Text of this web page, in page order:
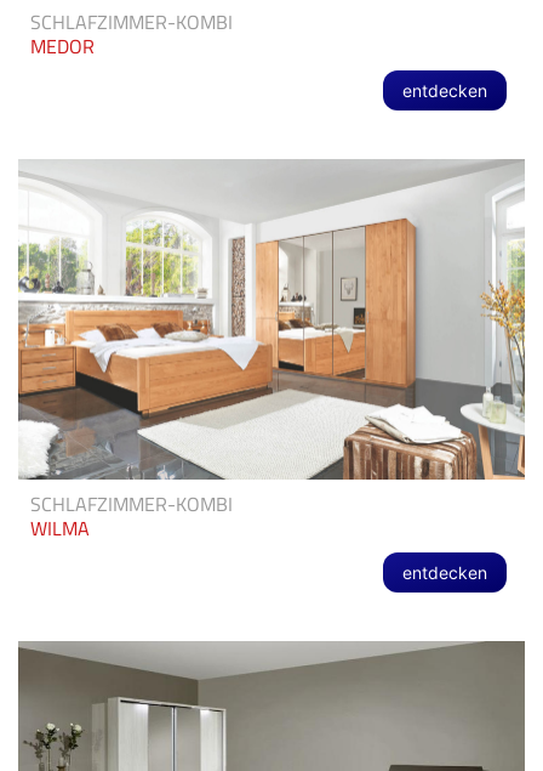
SCHLAFZIMMER-KOMBI
MEDOR
entdecken
SCHLAFZIMMER-KOMBI
WILMA
entdecken